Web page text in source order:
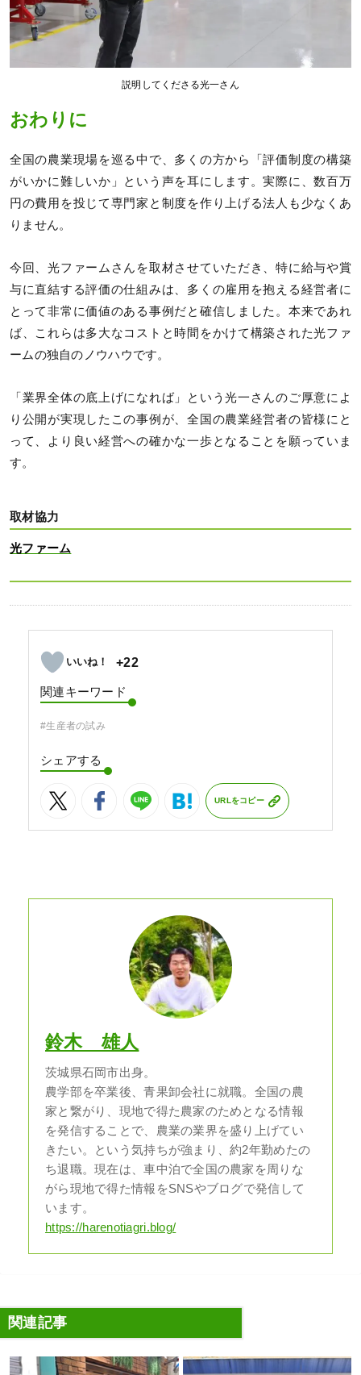
説明してくださる光一さん
おわりに
全国の農業現場を巡る中で、多くの方から「評価制度の構築
がいかに難しいか」という声を耳にします。実際に、数百万
円の費用を投じて専門家と制度を作り上げる法人も少なくあ
りません。
今回、光ファームさんを取材させていただき、特に給与や賞
与に直結する評価の仕組みは、多くの雇用を抱える経営者に
とって非常に価値のある事例だと確信しました。本来であれ
ば、これらは多大なコストと時間をかけて構築された光ファ
ームの独自のノウハウです。
「業界全体の底上げになれば」という光一さんのご厚意によ
り公開が実現したこの事例が、全国の農業経営者の皆様にと
って、より良い経営への確かな一歩となることを願っていま
す。
取材協力
光ファーム
+22
関連キーワード
#生産者の試み
シェアする
URLをコピー
鈴木 雄人
茨城県石岡市出身。
農学部を卒業後、青果卸会社に就職。全国の農
家と繋がり、現地で得た農家のためとなる情報
を発信することで、農業の業界を盛り上げてい
きたい。という気持ちが強まり、約2年勤めたの
ち退職。現在は、車中泊で全国の農家を周りな
がら現地で得た情報をSNSやブログで発信して
います。
https://harenotiagri.blog/
関連記事